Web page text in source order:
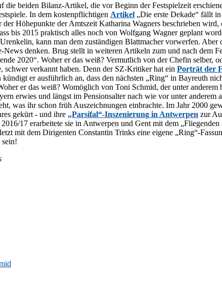
die bei­den Bi­lanz-Ar­ti­kel, die vor Be­ginn der Fest­spiel­zeit
In dem kos­ten­pflich­ti­gen Ar­ti­kel „Die ers­te De­ka­de“ fällt
Hö­he­punk­te der Amts­zeit Ka­tha­ri­na Wag­ners be­schrie­ben
bis 2015 prak­tisch al­les noch von Wolf­gang Wag­ner ge­plant
kann man dem zu­stän­di­gen Blatt­ma­cher vor­wer­fen. Aber
den­ken. Brug stellt in wei­te­ren Ar­ti­keln zum und nach dem
2020“. Wo­her er das weiß? Ver­mut­lich von der Che­fin sel­ber,
ver­kannt ha­ben. Denn der SZ-Kri­ti­ker hat ein Por­trät der
er aus­führ­lich an, dass den nächs­ten „Ring“ in Bay­reuth
er das weiß? Wo­mög­lich von Toni Schmid, der un­ter
er­wies und längst im Pen­si­ons­al­ter nach wie vor un­ter
was ihr schon früh Aus­zeich­nun­gen ein­brach­te. Im Jahr 2000
ge­kürt - und ihre „Parsifal“-Inszenierung in Ant­wer­pen zur
17 er­ar­bei­te­te sie in Ant­wer­pen und Gent mit dem
mit dem Di­ri­gen­ten Con­stan­tin Trinks eine ei­ge­ne „Ring“-